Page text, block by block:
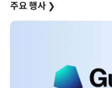
주요 행사 ❯